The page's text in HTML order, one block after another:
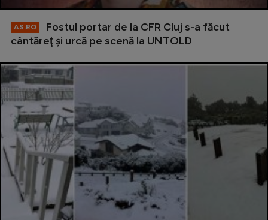
AS.RO
Fostul portar de la CFR Cluj s-a făcut
cântăreţ şi urcă pe scenă la UNTOLD